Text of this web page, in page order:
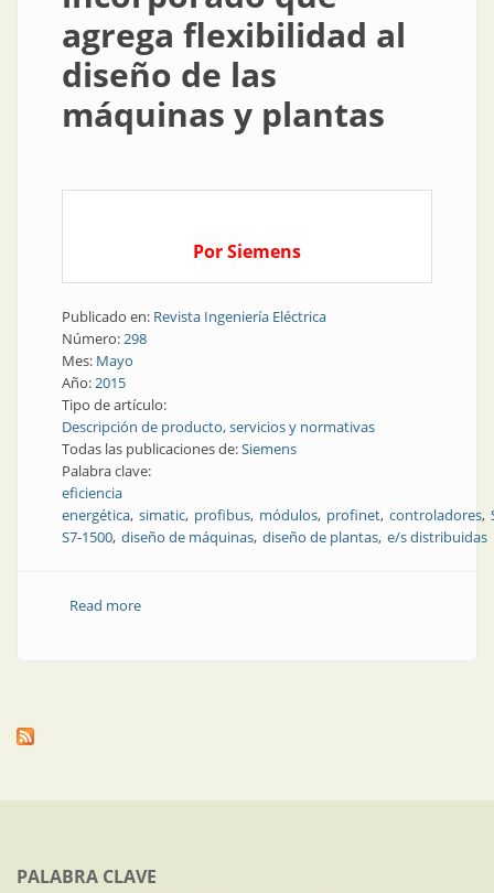
agrega flexibilidad al
diseño de las
máquinas y plantas
Por Siemens
Publicado en: Revista Ingeniería Eléctrica
Número:298
Mes: Mayo
Año:2015
Tipo de artículo:
Descripción de producto, servicios y normativas
Todas las publicaciones de:Siemens
Palabra clave:
eficiencia
energética simatic profibus módulos profinet controladores
S7-1500 diseño de máquinas diseño de plantas e/s distribuidas
Read moreabout Producto | Módulos de E/S distribuidas con un
PALABRA CLAVE